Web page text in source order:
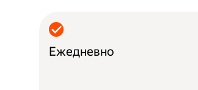
Ежедневно